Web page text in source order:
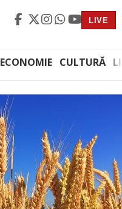
LIVE
ECONOMIE CULTURĂ